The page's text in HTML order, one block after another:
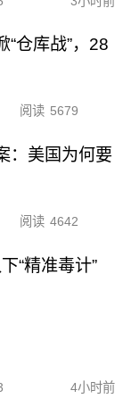
“仓库战”，28
阅读 5679
：美国为何要
阅读 4642
“精准毒计”
4小时前